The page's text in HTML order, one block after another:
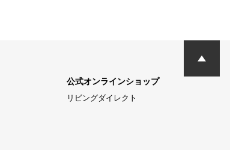
公式オンラインショップ
リビングダイレクト